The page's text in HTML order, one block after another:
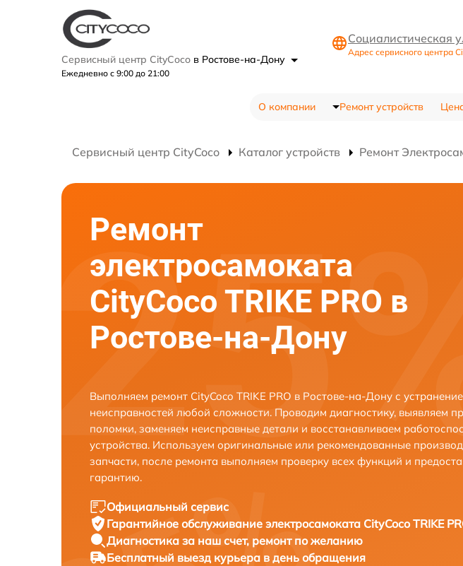
Сервисный центр CityCoco в Ростове-на-Дону
Ежедневно с 9:00 до 21:00
Социалистическая
Адрес сервисного центра
О компании Ремонт устройств
Сервисный центр CityCoco Каталог устройств Ремонт
Ремонт
электросамоката
CityCoco TRIKE PRO в
Ростове-на-Дону
Выполняем ремонт CityCoco TRIKE PRO в Ростове-на-Дону с
неисправностей любой сложности. Проводим диагностику, выявляем
поломки, заменяем неисправные детали и восстанавливаем
устройства. Используем оригинальные или рекомендованные
запчасти, после ремонта выполняем проверку всех функций и
гарантию.
Официальный сервис
Гарантийное обслуживание электросамоката CityCoco TRIKE
Диагностика за наш счет, ремонт по желанию
Бесплатный выезд курьера в день обращения